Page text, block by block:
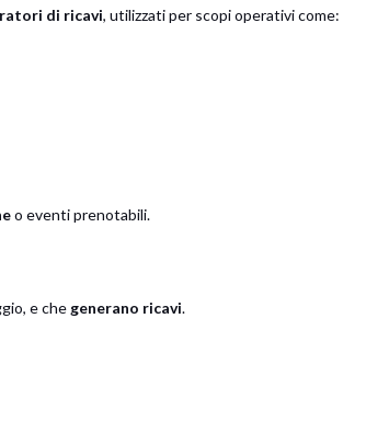
di ricavi, utilizzati per scopi operativi come:
o eventi prenotabili.
e che generano ricavi.